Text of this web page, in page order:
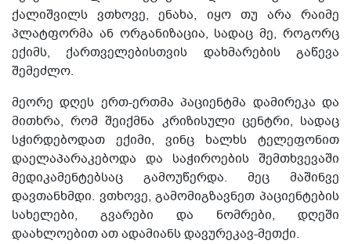
ქალიშვილს ვთხოვე, ენახა, იყო თუ არა რაიმე
პლატფორმა ან ორგანიზაცია, სადაც მე, როგორც
ექიმს, ქართველებისთვის დახმარების გაწევა
შემეძლო.
მეორე დღეს ერთ-ერთმა პაციენტმა დამირეკა და
მითხრა, რომ შეიქმნა კრიზისული ცენტრი, სადაც
სჭირდებოდათ ექიმი, ვინც ხალხს ტელეფონით
დაელაპარაკებოდა და საჭიროების შემთხვევაში
მედიკამენტებსაც გამოუწერდა. მეც მაშინვე
დავთანხმდი. ვთხოვე, გამომიგზავნეთ პაციენტების
სახელები, გვარები და ნომრები, დღეში
დაახლოებით ათ ადამიანს დავურეკავ-მეთქი.